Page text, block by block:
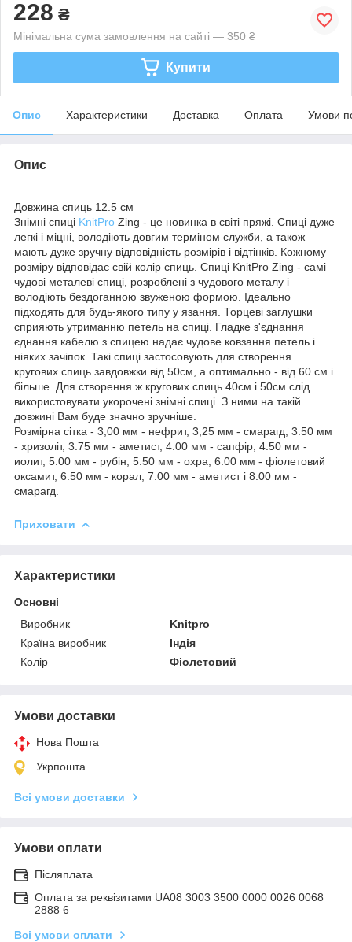
228 ₴
Мінімальна сума замовлення на сайті — 350 ₴
Купити
Опис Характеристики Доставка Оплата Умови
Опис
Довжина спиць 12.5 см
Знімні спиці KnitPro Zing - це новинка в світі пряжі. Спиці дуже
легкі і міцні, володіють довгим терміном служби, а також
мають дуже зручну відповідність розмірів і відтінків. Кожному
розміру відповідає свій колір спиць. Спиці KnitPro Zing - самі
чудові металеві спиці, розроблені з чудового металу і
володіють бездоганною звуженою формою. Ідеально
підходять для будь-якого типу у язання. Торцеві заглушки
сприяють утриманню петель на спиці. Гладке з'єднання
єднання кабелю з спицею надає чудове ковзання петель і
ніяких зачіпок. Такі спиці застосовують для створення
кругових спиць завдовжки від 50см, а оптимально - від 60 см і
більше. Для створення ж кругових спиць 40см і 50см слід
використовувати укорочені знімні спиці. З ними на такій
довжині Вам буде значно зручніше.
Розмірна сітка - 3,00 мм - нефрит, 3,25 мм - смарагд, 3.50 мм
- хризоліт, 3.75 мм - аметист, 4.00 мм - сапфір, 4.50 мм -
иолит, 5.00 мм - рубін, 5.50 мм - охра, 6.00 мм - фіолетовий
оксамит, 6.50 мм - корал, 7.00 мм - аметист і 8.00 мм -
смарагд.
Приховати
Характеристики
Основні
Виробник
Knitpro
Країна виробник
Індія
Колір
Фіолетовий
Умови доставки
Нова Пошта
Укрпошта
Всі умови доставки
Умови оплати
Післяплата
Оплата за реквізитами UA08 3003 3500 0000 0026 0068
2888 6
Всі умови оплати